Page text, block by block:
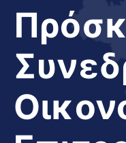
Διαφάνεια
Το
Νησί
Μας